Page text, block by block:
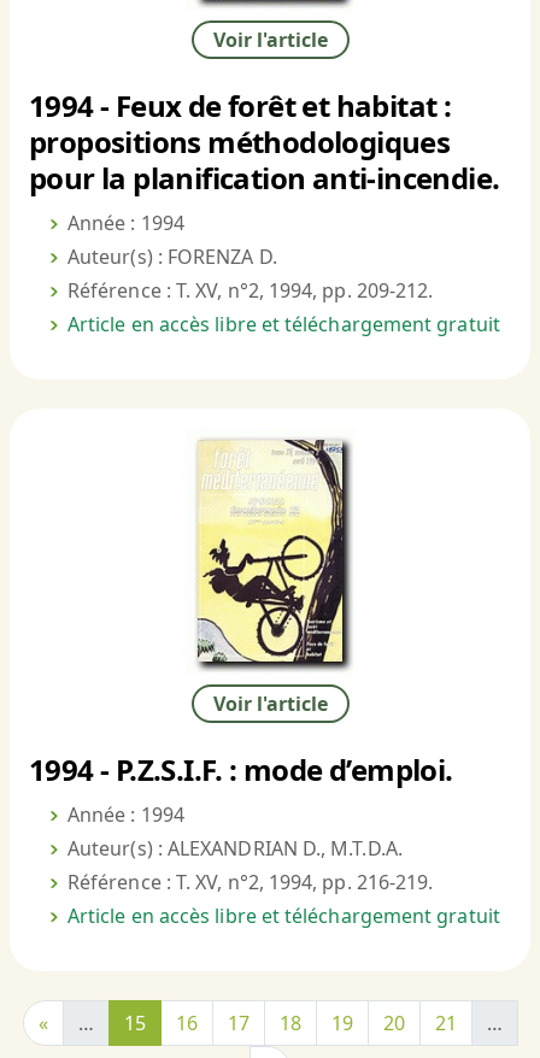
Voir l'article
1994 - Feux de forêt et habitat :
propositions méthodologiques
pour la planification anti-incendie.
Année : 1994
Auteur(s) : FORENZA D.
Référence : T. XV, n°2, 1994, pp. 209-212.
Article en accès libre et téléchargement gratuit
Voir l'article
1994 - P.Z.S.I.F. : mode d’emploi.
Année : 1994
Auteur(s) : ALEXANDRIAN D., M.T.D.A.
Référence : T. XV, n°2, 1994, pp. 216-219.
Article en accès libre et téléchargement gratuit
« … 15 16 17 18 19 20 21
…